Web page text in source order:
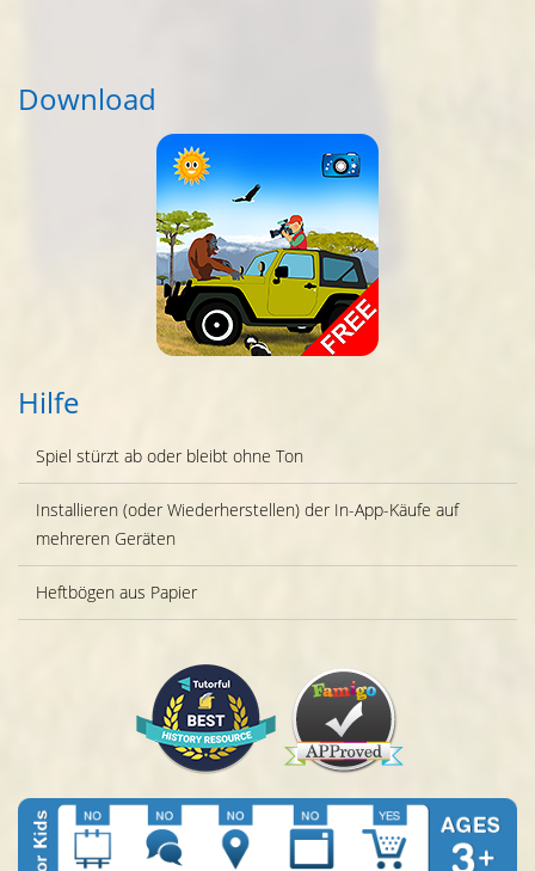
Download
Hilfe
Spiel stürzt ab oder bleibt ohne Ton
Installieren (oder Wiederherstellen) der In-App-Käufe auf
mehreren Geräten
Heftbögen aus Papier